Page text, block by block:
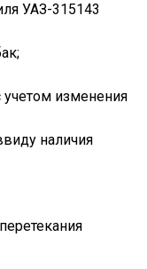
УАЗ-315143
учетом изменения
наличия